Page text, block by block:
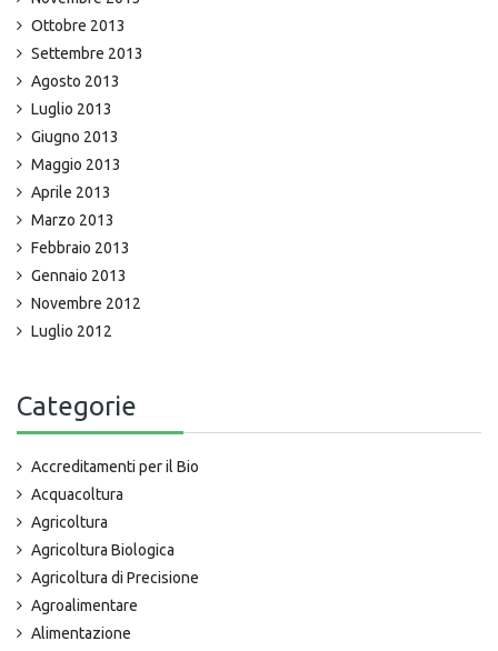
Ottobre 2013
Settembre 2013
Agosto 2013
Luglio 2013
Giugno 2013
Maggio 2013
Aprile 2013
Marzo 2013
Febbraio 2013
Gennaio 2013
Novembre 2012
Luglio 2012
Categorie
Accreditamenti per il Bio
Acquacoltura
Agricoltura
Agricoltura Biologica
Agricoltura di Precisione
Agroalimentare
Alimentazione